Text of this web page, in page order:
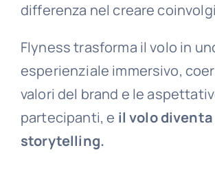
differenza nel creare
Flyness trasforma il volo in
esperienziale immersivo,
valori del brand e le
partecipanti, e il volo diventa
storytelling.